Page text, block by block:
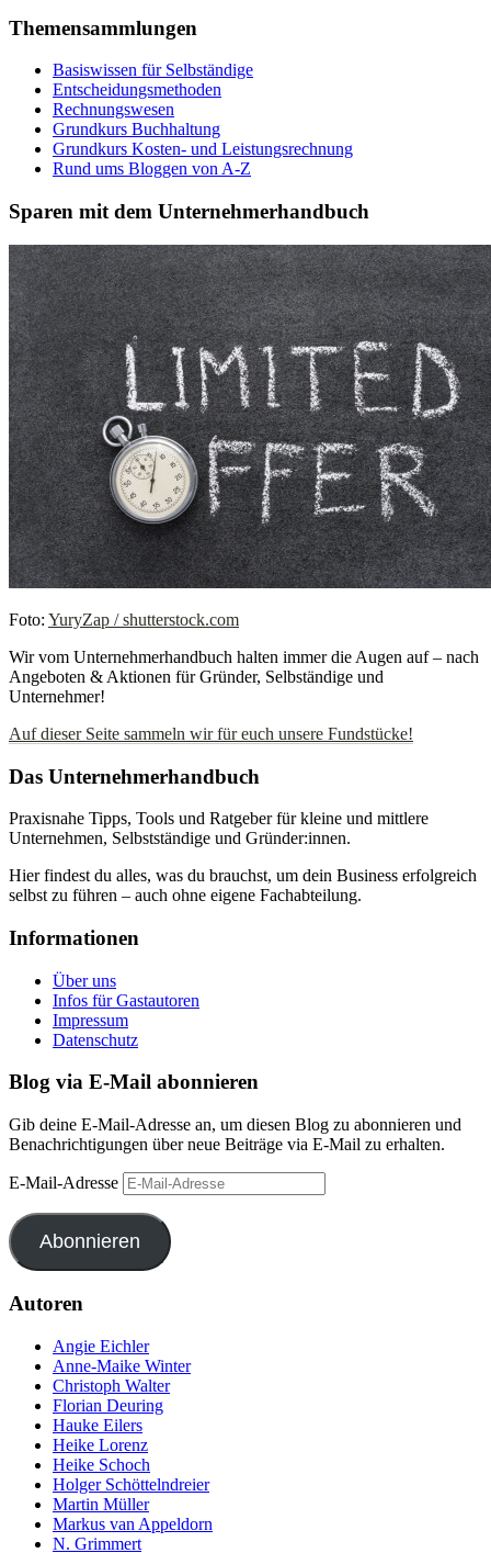
Themensammlungen
Basiswissen für Selbständige
Entscheidungsmethoden
Rechnungswesen
Grundkurs Buchhaltung
Grundkurs Kosten- und Leistungsrechnung
Rund ums Bloggen von A-Z
Sparen mit dem Unternehmerhandbuch
Foto: YuryZap / shutterstock.com
Wir vom Unternehmerhandbuch halten immer die Augen auf – nach
Angeboten & Aktionen für Gründer, Selbständige und
Unternehmer!
Auf dieser Seite sammeln wir für euch unsere Fundstücke!
Das Unternehmerhandbuch
Praxisnahe Tipps, Tools und Ratgeber für kleine und mittlere
Unternehmen, Selbstständige und Gründer:innen.
Hier findest du alles, was du brauchst, um dein Business erfolgreich
selbst zu führen – auch ohne eigene Fachabteilung.
Informationen
Über uns
Infos für Gastautoren
Impressum
Datenschutz
Blog via E-Mail abonnieren
Gib deine E-Mail-Adresse an, um diesen Blog zu abonnieren und
Benachrichtigungen über neue Beiträge via E-Mail zu erhalten.
E-Mail-Adresse
Abonnieren
Autoren
Angie Eichler
Anne-Maike Winter
Christoph Walter
Florian Deuring
Hauke Eilers
Heike Lorenz
Heike Schoch
Holger Schöttelndreier
Martin Müller
Markus van Appeldorn
N. Grimmert